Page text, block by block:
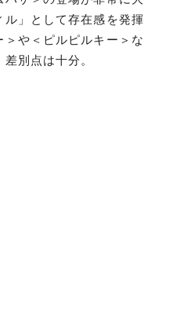
」として存在感を発揮
や＜ピルピルキー＞な
別点は十分。